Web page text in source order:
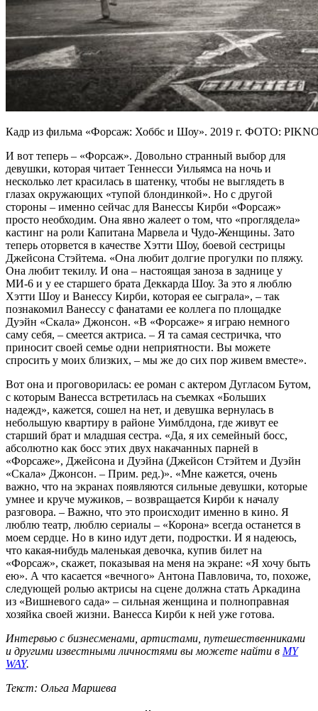
Кадр из фильма «Форсаж: Хоббс и Шоу». 2019 г. ФОТО:
И вот теперь – «Форсаж». Довольно странный выбор для
девушки, которая читает Теннесси Уильямса на ночь и
несколько лет красилась в шатенку, чтобы не выглядеть в
глазах окружающих «тупой блондинкой». Но с другой
стороны – именно сейчас для Ванессы Кирби «Форсаж»
просто необходим. Она явно жалеет о том, что «проглядела»
кастинг на роли Капитана Марвела и Чудо-Женщины. Зато
теперь оторвется в качестве Хэтти Шоу, боевой сестрицы
Джейсона Стэйтема. «Она любит долгие прогулки по пляжу.
Она любит текилу. И она – настоящая заноза в заднице у
МИ-6 и у ее старшего брата Деккарда Шоу. За это я люблю
Хэтти Шоу и Ванессу Кирби, которая ее сыграла», – так
познакомил Ванессу с фанатами ее коллега по площадке
Дуэйн «Скала» Джонсон. «В «Форсаже» я играю немного
саму себя, – смеется актриса. – Я та самая сестричка, что
приносит своей семье одни неприятности. Вы можете
спросить у моих близких, – мы же до сих пор живем вместе».
Вот она и проговорилась: ее роман с актером Дугласом Бутом,
с которым Ванесса встретилась на съемках «Больших
надежд», кажется, сошел на нет, и девушка вернулась в
небольшую квартиру в районе Уимблдона, где живут ее
старший брат и младшая сестра. «Да, я их семейный босс,
абсолютно как босс этих двух накачанных парней в
«Форсаже», Джейсона и Дуэйна (Джейсон Стэйтем и Дуэйн
«Скала» Джонсон. – Прим. ред.)». «Мне кажется, очень
важно, что на экранах появляются сильные девушки, которые
умнее и круче мужиков, – возвращается Кирби к началу
разговора. – Важно, что это происходит именно в кино. Я
люблю театр, люблю сериалы – «Корона» всегда останется в
моем сердце. Но в кино идут дети, подростки. И я надеюсь,
что какая-нибудь маленькая девочка, купив билет на
«Форсаж», скажет, показывая на меня на экране: «Я хочу быть
ею». А что касается «вечного» Антона Павловича, то, похоже,
следующей ролью актрисы на сцене должна стать Аркадина
из «Вишневого сада» – сильная женщина и полноправная
хозяйка своей жизни. Ванесса Кирби к ней уже готова.
Интервью с бизнесменами, артистами, путешественниками
и другими известными личностями вы можете найти в MY
WAY.
Текст: Ольга Маршева